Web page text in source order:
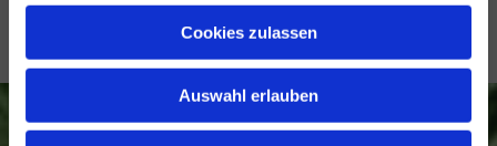
Cookies zulassen
Auswahl erlauben